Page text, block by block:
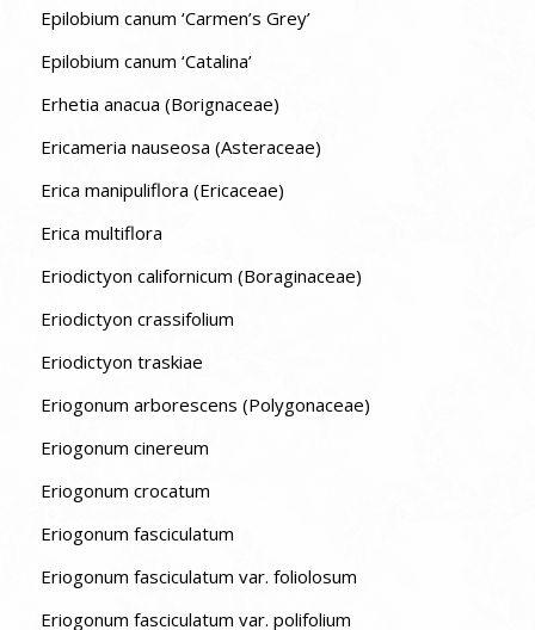
Epilobium canum ‘Carmen’s Grey’
Epilobium canum ‘Catalina’
Erhetia anacua (Borignaceae)
Ericameria nauseosa (Asteraceae)
Erica manipuliflora (Ericaceae)
Erica multiflora
Eriodictyon californicum (Boraginaceae)
Eriodictyon crassifolium
Eriodictyon traskiae
Eriogonum arborescens (Polygonaceae)
Eriogonum cinereum
Eriogonum crocatum
Eriogonum fasciculatum
Eriogonum fasciculatum var. foliolosum
Eriogonum fasciculatum var. polifolium